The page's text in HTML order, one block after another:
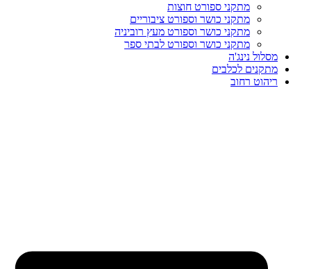
מתקני ספורט חוצות
מתקני כושר וספורט ציבוריים
מתקני כושר וספורט מעץ רוביניה
מתקני כושר וספורט לבתי ספר
מסלול נינג'ה
מתקנים לכלבים
ריהוט רחוב